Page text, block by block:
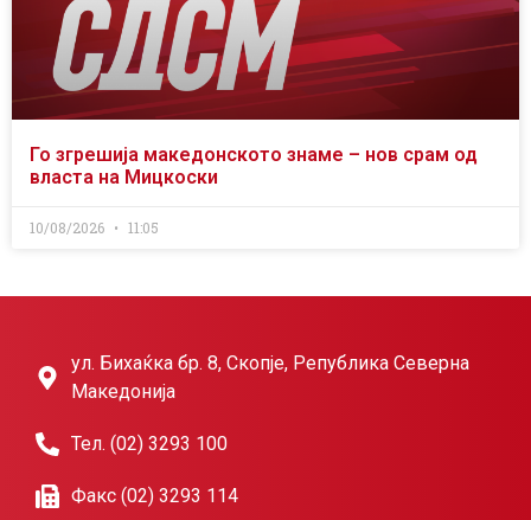
Го згрешија македонското знаме – нов срам од
власта на Мицкоски
10/08/2026 11:05
ул. Бихаќка бр. 8, Скопје, Република Северна
Македонија
Тел. (02) 3293 100
Факс (02) 3293 114